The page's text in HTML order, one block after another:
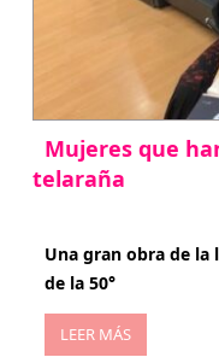
Mujeres que
telaraña
Una gran obra de la
de la 50°
LEER MÁS